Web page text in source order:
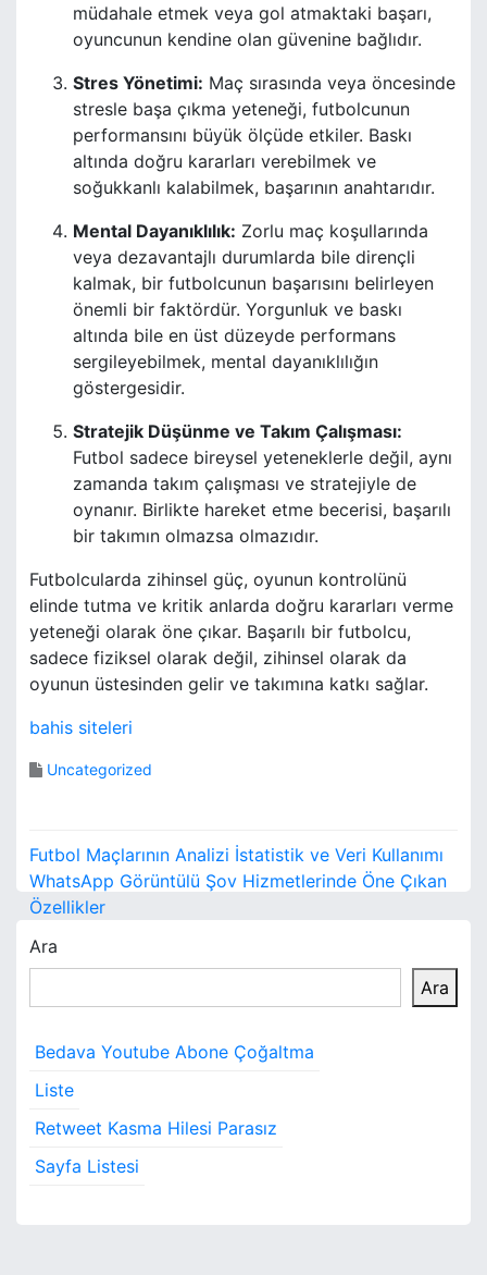
müdahale etmek veya gol atmaktaki başarı,
oyuncunun kendine olan güvenine bağlıdır.
Stres Yönetimi: Maç sırasında veya öncesinde
stresle başa çıkma yeteneği, futbolcunun
performansını büyük ölçüde etkiler. Baskı
altında doğru kararları verebilmek ve
soğukkanlı kalabilmek, başarının anahtarıdır.
Mental Dayanıklılık: Zorlu maç koşullarında
veya dezavantajlı durumlarda bile dirençli
kalmak, bir futbolcunun başarısını belirleyen
önemli bir faktördür. Yorgunluk ve baskı
altında bile en üst düzeyde performans
sergileyebilmek, mental dayanıklılığın
göstergesidir.
Stratejik Düşünme ve Takım Çalışması:
Futbol sadece bireysel yeteneklerle değil, aynı
zamanda takım çalışması ve stratejiyle de
oynanır. Birlikte hareket etme becerisi, başarılı
bir takımın olmazsa olmazıdır.
Futbolcularda zihinsel güç, oyunun kontrolünü
elinde tutma ve kritik anlarda doğru kararları verme
yeteneği olarak öne çıkar. Başarılı bir futbolcu,
sadece fiziksel olarak değil, zihinsel olarak da
oyunun üstesinden gelir ve takımına katkı sağlar.
bahis siteleri
Uncategorized
Y
a
z
ı
g
e
z
i
n
Futbol Maçlarının Analizi İstatistik ve Veri Kullanımı
WhatsApp Görüntülü Şov Hizmetlerinde Öne Çıkan
Özellikler
Ara
Ara
Bedava Youtube Abone Çoğaltma
Liste
Retweet Kasma Hilesi Parasız
Sayfa Listesi